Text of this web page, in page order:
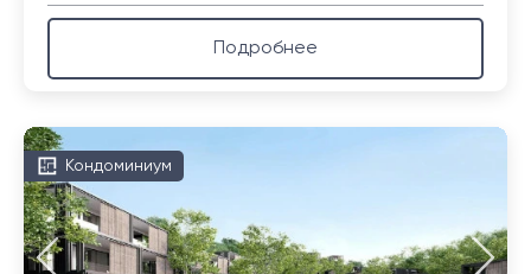
Подробнее
Кондоминиум